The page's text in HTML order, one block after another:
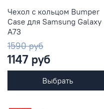
Чехол с кольцом Bumper
Case для Samsung Galaxy
A73
1590 руб
1147 руб
Выбрать